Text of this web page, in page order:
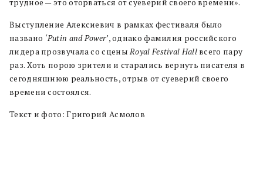
трудное — это оторваться от суеверий своего времени».
Выступление Алексиевич в рамках фестиваля было
названо ‘Putin and Power’, однако фамилия российского
лидера прозвучала со сценыRoyal Festival Hallвсего пару
раз. Хоть порою зрители и старались вернуть писателя в
сегодняшнюю реальность, отрыв от суеверий своего
времени состоялся.
Текст и фото: Григорий Асмолов